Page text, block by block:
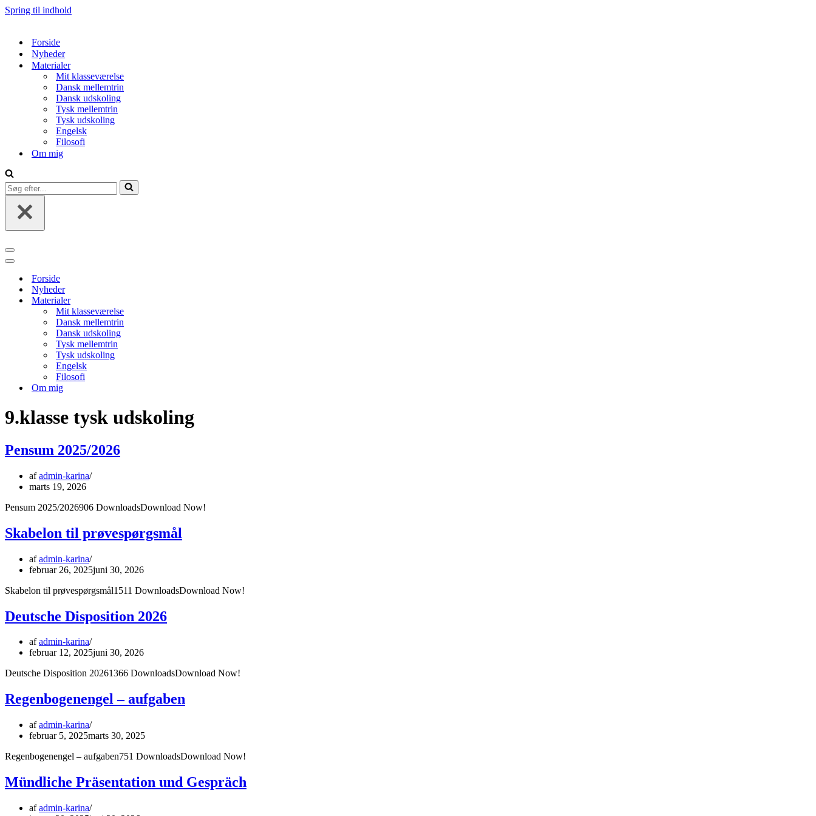
Spring til indhold
Forside
Nyheder
Materialer
Mit klasseværelse
Dansk mellemtrin
Dansk udskoling
Tysk mellemtrin
Tysk udskoling
Engelsk
Filosofi
Om mig
Søg
efter...
Navigation
menu
Navigation
Forside
Nyheder
Materialer
Mit klasseværelse
Dansk mellemtrin
Dansk udskoling
Tysk mellemtrin
Tysk udskoling
Engelsk
Filosofi
Om mig
9.klasse tysk udskoling
Pensum 2025/2026
afadmin-karina
marts 19, 2026
Pensum 2025/2026906 DownloadsDownload Now!
Skabelon til prøvespørgsmål
afadmin-karina
februar 26, 2025juni 30, 2026
Skabelon til prøvespørgsmål1511 DownloadsDownload Now!
Deutsche Disposition 2026
afadmin-karina
februar 12, 2025juni 30, 2026
Deutsche Disposition 20261366 DownloadsDownload Now!
Regenbogenengel – aufgaben
afadmin-karina
februar 5, 2025marts 30, 2025
Regenbogenengel – aufgaben751 DownloadsDownload Now!
Mündliche Präsentation und Gespräch
afadmin-karina